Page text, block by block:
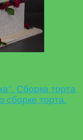
Сборка торта
сборке торта.